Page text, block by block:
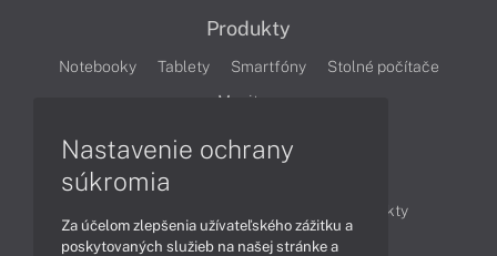
Produkty
Notebooky Tablety Smartfóny
Stolné počítače
Monitory
Produkty
Technológie
Videá
Nastavenie ochrany
súkromia
Za účelom zlepšenia užívateľského zážitku a
poskytovaných služieb na našej stránke a